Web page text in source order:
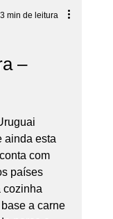
–
3 min de leitura
esta
com
países
cozinha
a carne